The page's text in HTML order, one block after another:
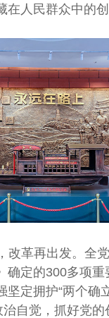
在人民群众中的创
改革再出发。全
确定的300多项重
坚定拥护“两个确
治自觉，抓好党